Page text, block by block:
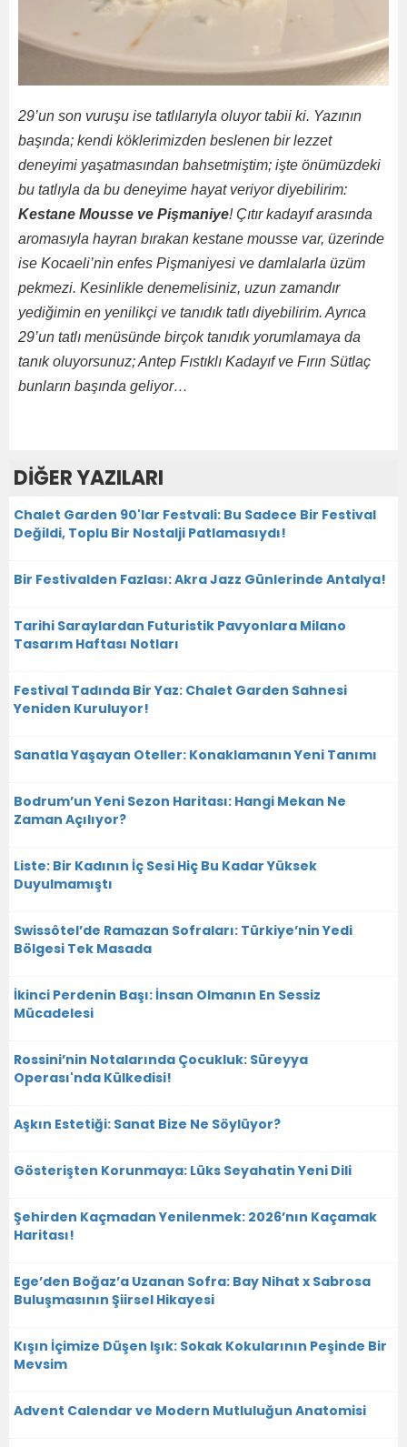
29’un son vuruşu ise tatlılarıyla oluyor tabii ki. Yazının
başında; kendi köklerimizden beslenen bir lezzet
deneyimi yaşatmasından bahsetmiştim; işte önümüzdeki
bu tatlıyla da bu deneyime hayat veriyor diyebilirim:
Kestane Mousse ve Pişmaniye! Çıtır kadayıf arasında
aromasıyla hayran bırakan kestane mousse var, üzerinde
ise Kocaeli’nin enfes Pişmaniyesi ve damlalarla üzüm
pekmezi. Kesinlikle denemelisiniz, uzun zamandır
yediğimin en yenilikçi ve tanıdık tatlı diyebilirim. Ayrıca
29’un tatlı menüsünde birçok tanıdık yorumlamaya da
tanık oluyorsunuz; Antep Fıstıklı Kadayıf ve Fırın Sütlaç
bunların başında geliyor…
DİĞER YAZILARI
Chalet Garden 90'lar Festvali: Bu Sadece Bir Festival
Değildi, Toplu Bir Nostalji Patlamasıydı!
Bir Festivalden Fazlası: Akra Jazz Günlerinde Antalya!
Tarihi Saraylardan Futuristik Pavyonlara Milano
Tasarım Haftası Notları
Festival Tadında Bir Yaz: Chalet Garden Sahnesi
Yeniden Kuruluyor!
Sanatla Yaşayan Oteller: Konaklamanın Yeni Tanımı
Bodrum’un Yeni Sezon Haritası: Hangi Mekan Ne
Zaman Açılıyor?
Liste: Bir Kadının İç Sesi Hiç Bu Kadar Yüksek
Duyulmamıştı
Swissôtel’de Ramazan Sofraları: Türkiye’nin Yedi
Bölgesi Tek Masada
İkinci Perdenin Başı: İnsan Olmanın En Sessiz
Mücadelesi
Rossini’nin Notalarında Çocukluk: Süreyya
Operası'nda Külkedisi!
Aşkın Estetiği: Sanat Bize Ne Söylüyor?
Gösterişten Korunmaya: Lüks Seyahatin Yeni Dili
Şehirden Kaçmadan Yenilenmek: 2026’nın Kaçamak
Haritası!
Ege’den Boğaz’a Uzanan Sofra: Bay Nihat x Sabrosa
Buluşmasının Şiirsel Hikayesi
Kışın İçimize Düşen Işık: Sokak Kokularının Peşinde Bir
Mevsim
Advent Calendar ve Modern Mutluluğun Anatomisi